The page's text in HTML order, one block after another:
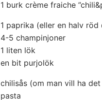
1 burk crème fraiche
1 paprika (eller en halv röd
4-5 champinjoner
1 liten lök
en bit purjolök
chilisås (om man vill ha
pasta